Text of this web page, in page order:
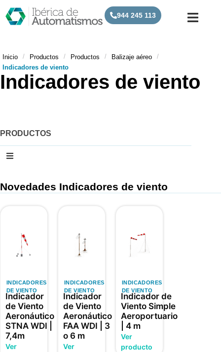
944 245 113
Inicio / Productos / Productos / Balizaje aéreo
/
Indicadores de viento
Indicadores de viento
PRODUCTOS
Novedades Indicadores de viento
INDICADORES
DE VIENTO
Indicador
de Viento
Aeronáutico
STNA WDI |
7,4m
Ver
INDICADORES
DE VIENTO
Indicador
de Viento
Aeronáutico
FAA WDI | 3
o 6 m
Ver
INDICADORES
DE VIENTO
Indicador de
Viento Simple
Aeroportuario
| 4 m
Ver
producto